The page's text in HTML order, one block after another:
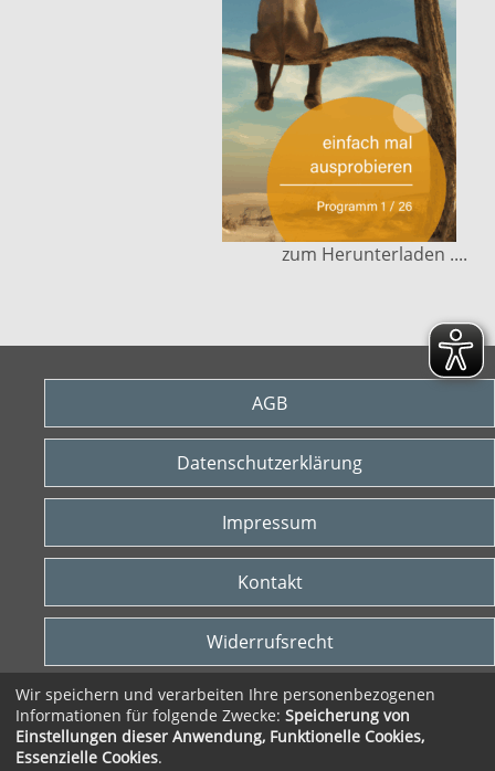
zum Herunterladen ....
AGB
Datenschutzerklärung
Impressum
Kontakt
Widerrufsrecht
Vertrag widerrufen
© 2026 VHS Heidekreis gGmbH
Wir speichern und verarbeiten Ihre personenbezogenen
Informationen für folgende Zwecke: Speicherung von
Einstellungen dieser Anwendung, Funktionelle Cookies,
Essenzielle Cookies.